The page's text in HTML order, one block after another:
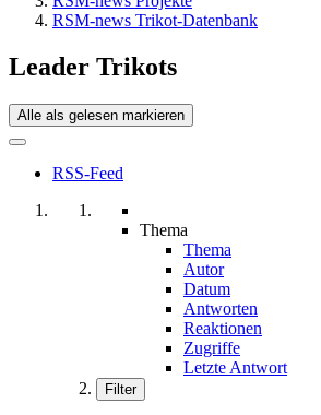
RSM-news Trikot-Datenbank
Leader Trikots
Alle als gelesen markieren
RSS-Feed
Thema
Thema
Autor
Datum
Antworten
Reaktionen
Zugriffe
Letzte Antwort
Filter